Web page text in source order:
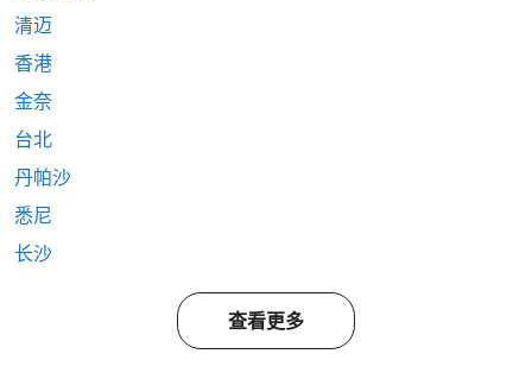
清迈
香港
金奈
台北
丹帕沙
悉尼
长沙
查看更多